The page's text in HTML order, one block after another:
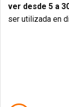
ver desde 5 a
ser utilizada en